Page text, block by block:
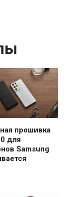
прошивка
для
Samsung